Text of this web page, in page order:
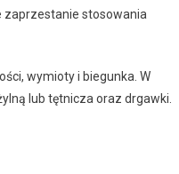
zaprzestanie stosowania
wymioty i biegunka. W
lub tętnicza oraz drgawki.